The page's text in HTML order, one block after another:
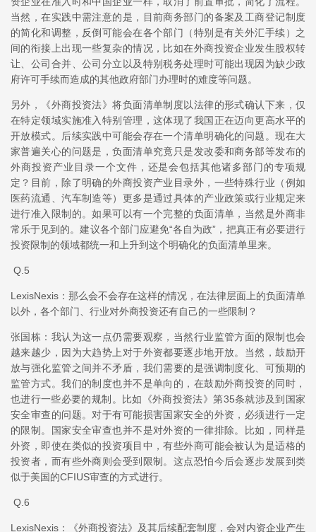
当然，在实践中需注意的是，目前商务部门的备案及工商登记制度
的简化和调整，反倒可能会在各个部门（特别是有关外汇手续）之
间的衔接上出现一些复杂的情况，比如在外商投资企业发生股权转
让、公司合并、公司分立以及特别税务处理时可能出现因为缺少政
府许可手续而造成的其他政府部门办理时的难度等问题。
另外，《外商投资法》将负面清单制度以法律的形式确认下来，仅
在特定领域实施准入特别管理，这体现了我国正在迈向更高水平的
开放模式。后续实践中可能会存在一个清单明确化的问题。现在大
家普遍关心的问题是，负面清单究竟只是发改委和商务部等发布的
外商投资产业目录一个文件，还是会包括其他诸多部门的专项规
定？目前，除了明确的外商投资产业目录外，一些特殊行业（例如
医药流通、汽车制造等）更多是通过具体的产业政策或行业规定来
进行准入限制的。如果可以有一个完整的负面清单，当然是外商非
常乐于见到的。建议各个部门应避免“各自为政”，把真正有必要进行
投资限制的领域都统一和上升到这个明确化的负面清单里来。
Q.5
LexisNexis：那么会不会存在这样的情况，在法律层面上的负面清单
以外，各个部门、行业对外商投资还有自己的一些限制？
张国栋：我认为这一点仍需要观察，当然行业监管方面的限制也会
越来越少，因为大趋势上对于外资都要逐步地开放。当然，鼓励开
放与强化监管之间并不矛盾，我们需要的是强调制度化、可预期的
监管方式。我们的制度也并不是单向的，在鼓励外商投资的同时，
也进行一些必要的规制。比如《外商投资法》第35条就涉及到国家
安全审查的问题。对于有可能损害国家安全的外资，必须进行一定
的限制。国家安全审查也并不是对外资的一律排除。比如，同样是
外资，即使在类似的投资项目中，有些外商可能会被认为是适格的
投资者，而有些外商则会受到限制。这点恐怕今后会逐步发展到类
似于美国的CFIUS审查的方式进行。
Q.6
LexisNexis：《外商投资法》及其后续配套制度，会对内资企业产生